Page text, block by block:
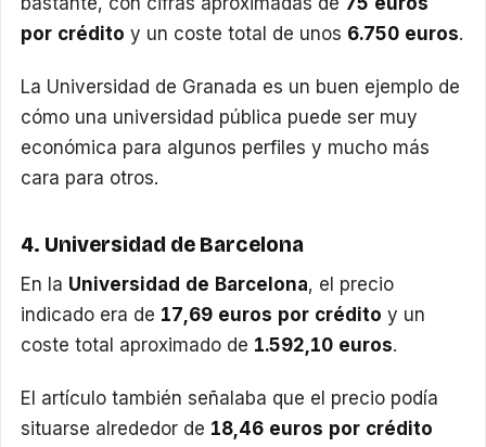
por crédito y un coste total de unos 6.750 euros.
La Universidad de Granada es un buen ejemplo de
cómo una universidad pública puede ser muy
económica para algunos perfiles y mucho más
cara para otros.
4. Universidad de Barcelona
En la Universidad de Barcelona, el precio
indicado era de 17,69 euros por crédito y un
coste total aproximado de 1.592,10 euros.
El artículo también señalaba que el precio podía
situarse alrededor de 18,46 euros por crédito